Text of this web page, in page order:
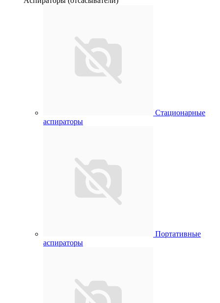
Стационарные
аспираторы
Портативные
аспираторы